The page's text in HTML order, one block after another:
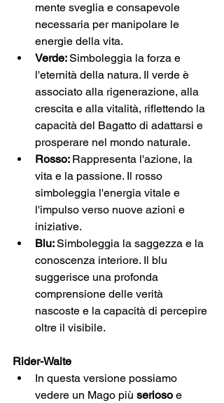
mente sveglia e consapevole
necessaria per manipolare le
energie della vita.
Verde: Simboleggia la forza e
l'eternità della natura. Il verde è
associato alla rigenerazione, alla
crescita e alla vitalità, riflettendo la
capacità del Bagatto di adattarsi e
prosperare nel mondo naturale.
Rosso: Rappresenta l'azione, la
vita e la passione. Il rosso
simboleggia l'energia vitale e
l'impulso verso nuove azioni e
iniziative.
Blu: Simboleggia la saggezza e la
conoscenza interiore. Il blu
suggerisce una profonda
comprensione delle verità
nascoste e la capacità di percepire
oltre il visibile.
Rider-Waite
In questa versione possiamo
vedere un Mago più serioso e